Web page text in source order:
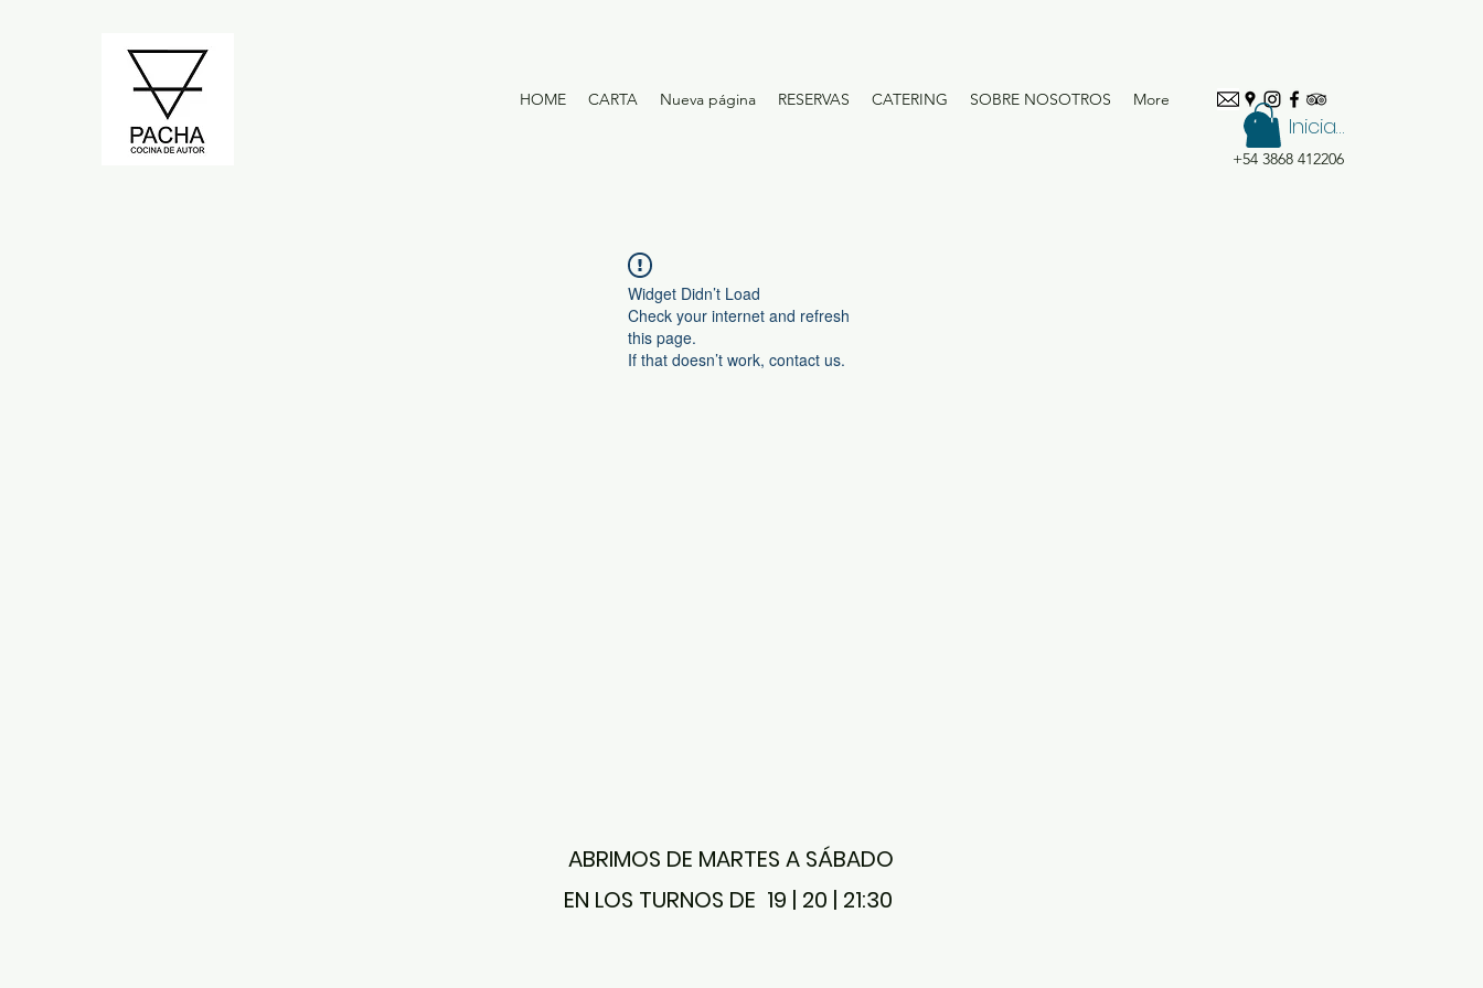
HOME CARTA Nueva página RESERVAS CATERING SOBRE NOSOTROS More
+54 3868 412206
Iniciar sesión
Widget Didn’t Load
Check your internet and refresh
this page.
If that doesn’t work, contact us.
ABRIMOS DE MARTES A SÁBADO
EN LOS TURNOS DE 19 | 20 | 21:30